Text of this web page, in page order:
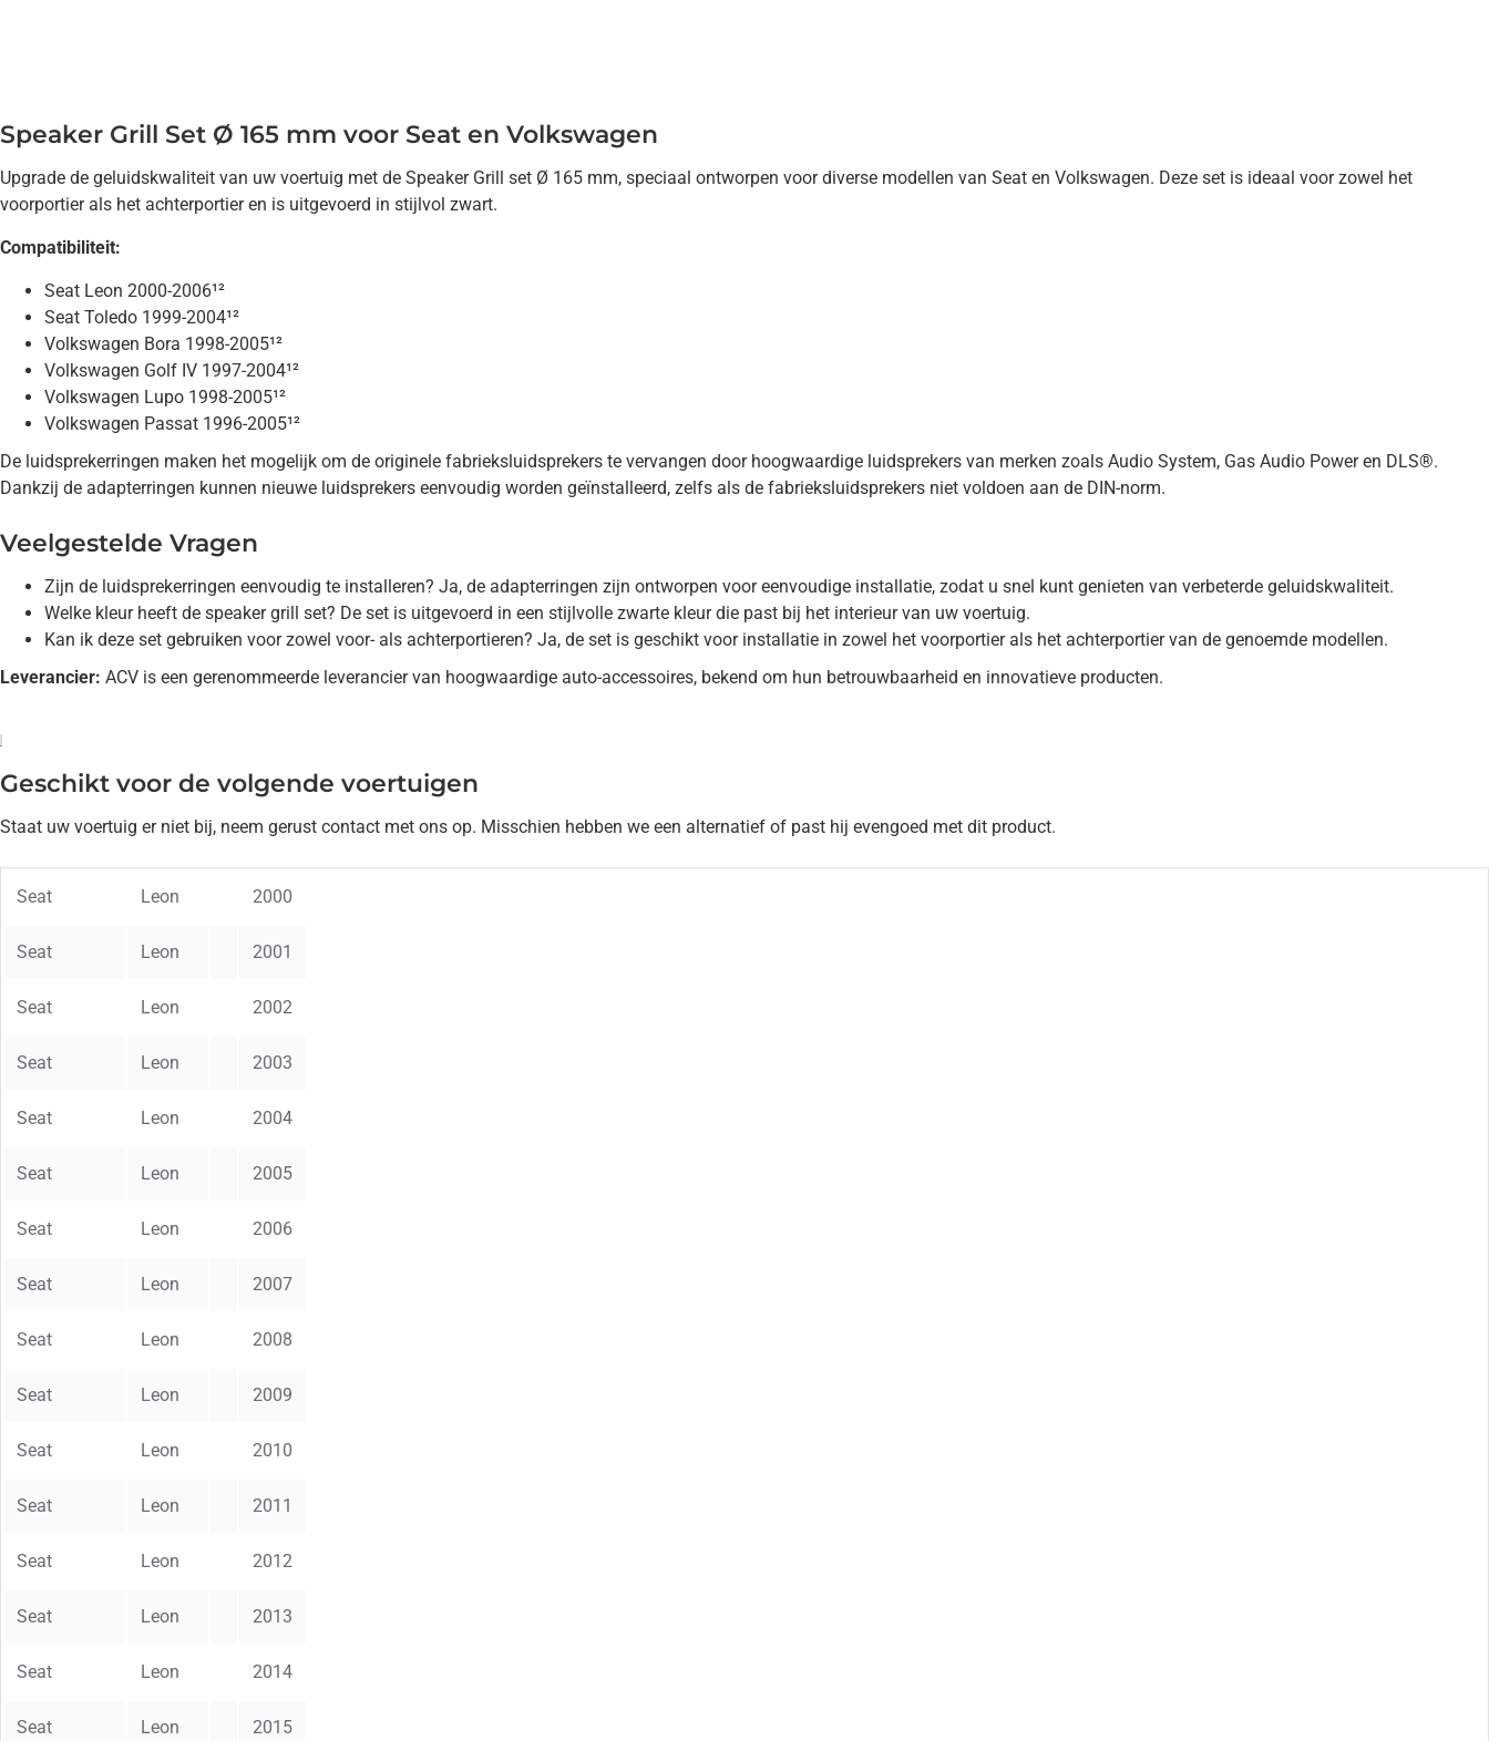
Speaker Grill Set Ø 165 mm voor Seat en Volkswagen
Upgrade de geluidskwaliteit van uw voertuig met de Speaker Grill set Ø 165 mm, speciaal ontworpen voor diverse modellen van Seat en Volkswagen. Deze set is ideaal voor zowel het
voorportier als het achterportier en is uitgevoerd in stijlvol zwart.
Compatibiliteit:
Seat Leon 2000-2006¹²
Seat Toledo 1999-2004¹²
Volkswagen Bora 1998-2005¹²
Volkswagen Golf IV 1997-2004¹²
Volkswagen Lupo 1998-2005¹²
Volkswagen Passat 1996-2005¹²
De luidsprekerringen maken het mogelijk om de originele fabrieksluidsprekers te vervangen door hoogwaardige luidsprekers van merken zoals Audio System, Gas Audio Power en DLS®.
Dankzij de adapterringen kunnen nieuwe luidsprekers eenvoudig worden geïnstalleerd, zelfs als de fabrieksluidsprekers niet voldoen aan de DIN-norm.
Veelgestelde Vragen
Zijn de luidsprekerringen eenvoudig te installeren? Ja, de adapterringen zijn ontworpen voor eenvoudige installatie, zodat u snel kunt genieten van verbeterde geluidskwaliteit.
Welke kleur heeft de speaker grill set? De set is uitgevoerd in een stijlvolle zwarte kleur die past bij het interieur van uw voertuig.
Kan ik deze set gebruiken voor zowel voor- als achterportieren? Ja, de set is geschikt voor installatie in zowel het voorportier als het achterportier van de genoemde modellen.
Leverancier: ACV is een gerenommeerde leverancier van hoogwaardige auto-accessoires, bekend om hun betrouwbaarheid en innovatieve producten.
Geschikt voor de volgende voertuigen
Staat uw voertuig er niet bij, neem gerust contact met ons op. Misschien hebben we een alternatief of past hij evengoed met dit product.
Seat Leon 2000
Seat Leon 2001
Seat Leon 2002
Seat Leon 2003
Seat Leon 2004
Seat Leon 2005
Seat Leon 2006
Seat Leon 2007
Seat Leon 2008
Seat Leon 2009
Seat Leon 2010
Seat Leon 2011
Seat Leon 2012
Seat Leon 2013
Seat Leon 2014
Seat Leon 2015